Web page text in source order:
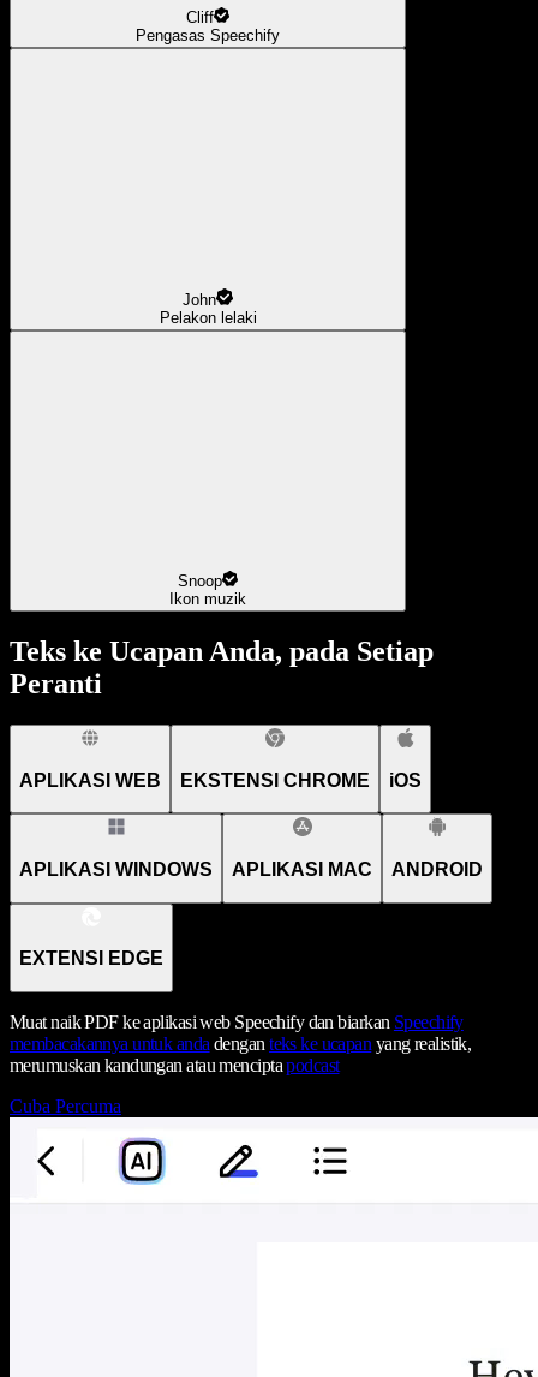
Cliff
Pengasas Speechify
John
Pelakon lelaki
Snoop
Ikon muzik
Teks ke Ucapan Anda, pada Setiap
Peranti
APLIKASI WEB EKSTENSI CHROME iOS
APLIKASI WINDOWS APLIKASI MAC ANDROID
EXTENSI EDGE
Muat naik PDF ke aplikasi web Speechify dan biarkan Speechify
membacakannya untuk anda denganteks ke ucapan yang realistik,
merumuskan kandungan atau menciptapodcast
Cuba Percuma